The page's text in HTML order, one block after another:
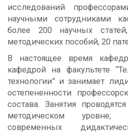
исследований
научными сотрудниками
более 200 научных
методических пособий, 20
В настоящее время
кафедрой на факультете
технологии” и занимает
остепененности
состава. Занятия
методическом уровне,
современных